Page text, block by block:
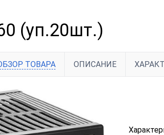
(уп.20шт.)
ТОВАРА ОПИСАНИЕ